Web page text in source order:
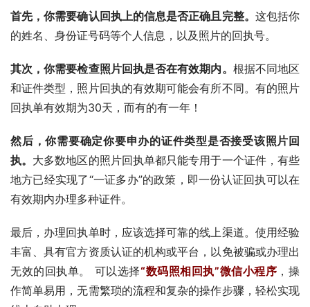
首先，你需要确认回执上的信息是否正确且完整。 这包括你
的姓名、身份证号码等个人信息，以及照片的回执号。
其次，你需要检查照片回执是否在有效期内。 根据不同地区
和证件类型，照片回执的有效期可能会有所不同。有的照片
回执单有效期为30天，而有的有一年！
然后，你需要确定你要申办的证件类型是否接受该照片回
执。 大多数地区的照片回执单都只能专用于一个证件，有些
地方已经实现了“一证多办”的政策，即一份认证回执可以在
有效期内办理多种证件。
最后，办理回执单时，应该选择可靠的线上渠道。使用经验
丰富、具有官方资质认证的机构或平台，以免被骗或办理出
无效的回执单。 可以选择“数码照相回执”微信小程序 ，操
作简单易用，无需繁琐的流程和复杂的操作步骤，轻松实现